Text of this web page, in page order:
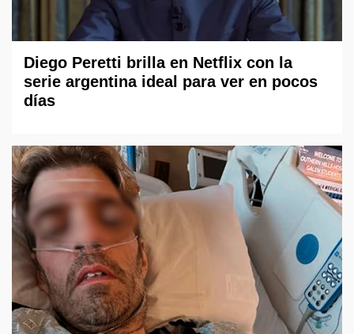
Diego Peretti brilla en Netflix con la
serie argentina ideal para ver en pocos
días